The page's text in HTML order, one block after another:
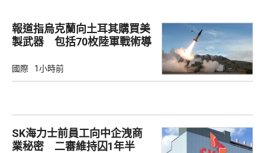
報道指烏克蘭向土耳其購買美
製武器 包括70枚陸軍戰術導
國際 1小時前
SK海力士前員工向中企洩商
業秘密 二審維持囚1年半